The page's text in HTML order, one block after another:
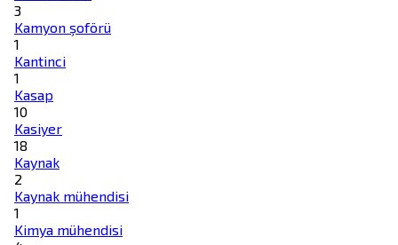
3
Kamyon şoförü
1
Kantinci
1
Kasap
10
Kasiyer
18
Kaynak
2
Kaynak mühendisi
1
Kimya mühendisi